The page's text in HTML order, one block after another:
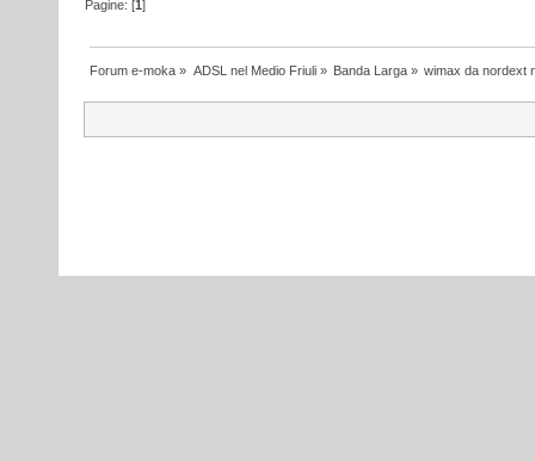
Pagine: [1]
Forum e-moka » ADSL nel Medio Friuli» Banda Larga» wimax da nordext